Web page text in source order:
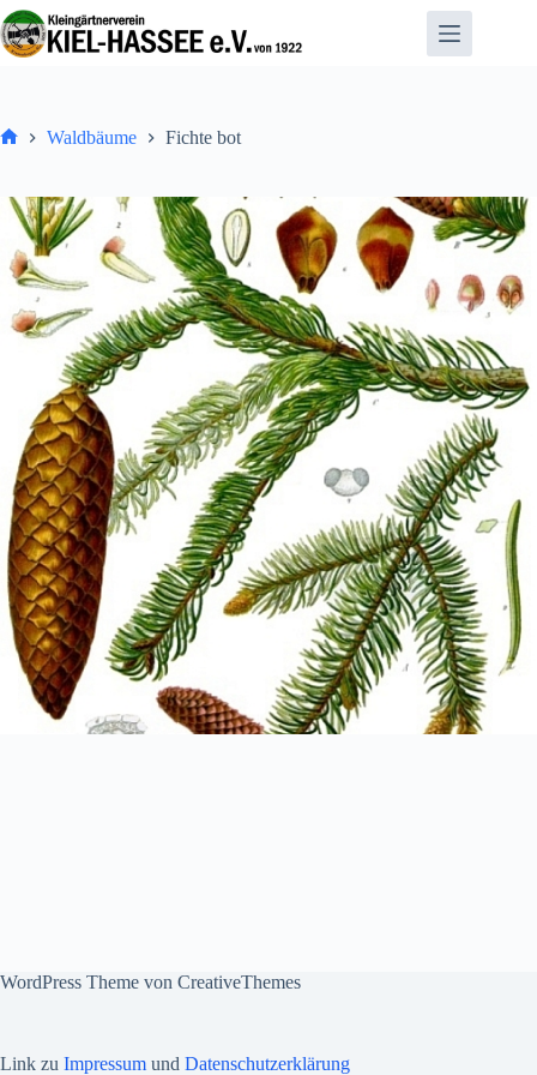
Zum
Inhalt
springen
Waldbäume Fichte bot
WordPress Theme von CreativeThemes
Link zu Impressum und Datenschutzerklärung